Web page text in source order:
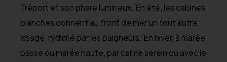
Tréport et son phare lumineux. En été, les cabines
blanches donnent au front de mer un tout autre
visage, rythmé par les baigneurs. En hiver, à marée
basse ou marée haute, par calme serein ou avec le